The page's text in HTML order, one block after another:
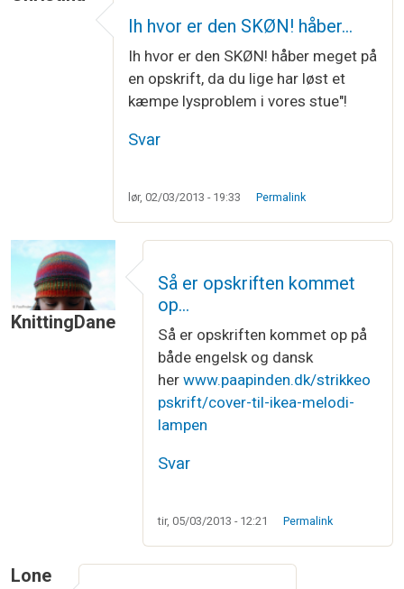
Ih hvor er den SKØN! håber…
Ih hvor er den SKØN! håber meget på
en opskrift, da du lige har løst et
kæmpe lysproblem i vores stue"!
Svar
lør, 02/03/2013 - 19:33 Permalink
KnittingDane
Så er opskriften kommet
op…
Så er opskriften kommet op på
både engelsk og dansk
her www.paapinden.dk/strikkeo
pskrift/cover-til-ikea-melodi-
lampen
Svar
tir, 05/03/2013 - 12:21 Permalink
Lone